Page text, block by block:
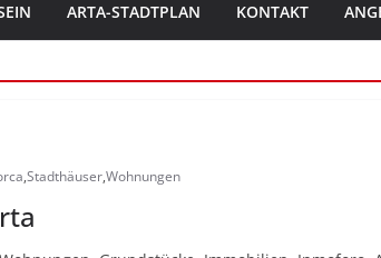
ARTA-STADTPLAN KONTAKT
,Stadthäuser,Wohnungen